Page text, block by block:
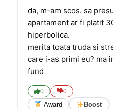
da, m-am scos. sa
apartament ar fi platit
hiperbolica.
merita toata truda si
care i-as primi eu? ma
fund
0 0
Award Boost